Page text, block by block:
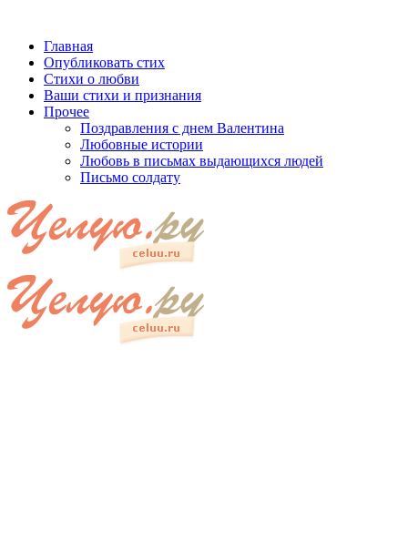
Главная
Опубликовать стих
Стихи о любви
Ваши стихи и признания
Прочее
Поздравления с днем Валентина
Любовные истории
Любовь в письмах выдающихся людей
Письмо солдату